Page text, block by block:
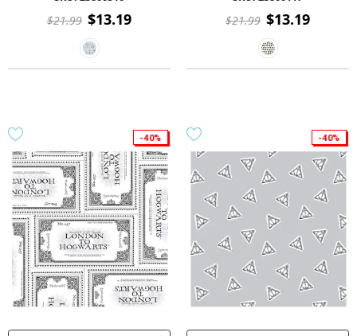
Mort - Multi
$21.99 $13.19
Blanc
$21.99 $13.19
-40% -40%